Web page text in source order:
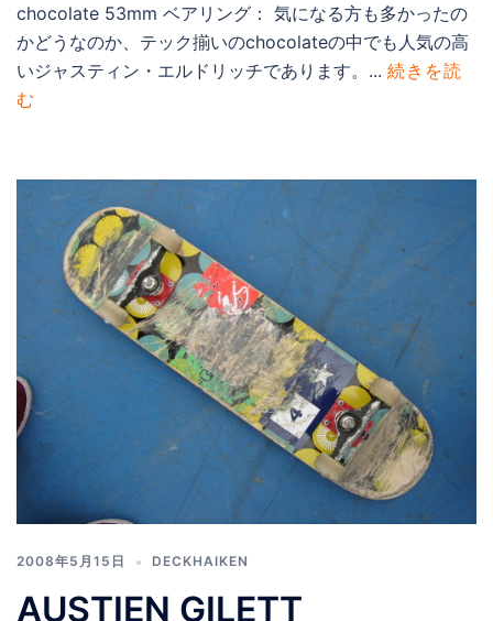
chocolate 53mm ベアリング： 気になる方も多かったの
かどうなのか、テック揃いのchocolateの中でも人気の高
いジャスティン・エルドリッチであります。... 続きを読
む
2008年5月15日 DECKHAIKEN
AUSTIEN GILETT